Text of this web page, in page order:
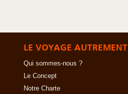
LE VOYAGE AUTREMENT
Qui sommes-nous ?
Le Concept
Notre Charte